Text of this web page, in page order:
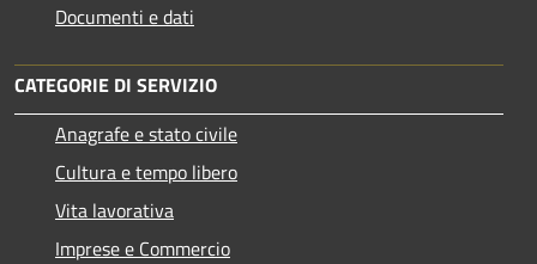
Documenti e dati
CATEGORIE DI SERVIZIO
Anagrafe e stato civile
Cultura e tempo libero
Vita lavorativa
Imprese e Commercio